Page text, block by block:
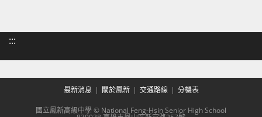
:::
最新消息 關於鳳新 交通路線 分機表
國立鳳新高級中學 © National Feng-Hsin Senior High School